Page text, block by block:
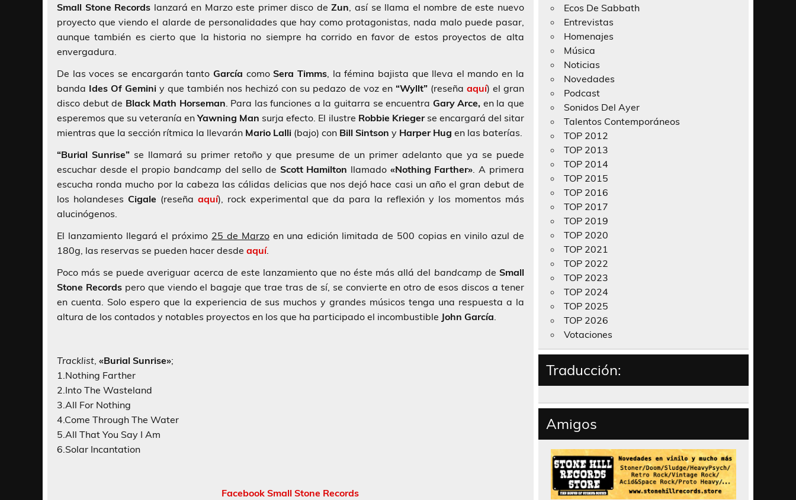
Small Stone Records lanzará en Marzo este primer disco deZun, así se llama el nombre de este nuevo
proyecto que viendo el alarde de personalidades que hay como protagonistas, nada malo puede pasar,
aunque también es cierto que la historia no siempre ha corrido en favor de estos proyectos de alta
envergadura.
De las voces se encargarán tanto García comoSera Timms, la fémina bajista que lleva el mando en la
banda Ides Of Gemini y que también nos hechizó con su pedazo de voz en “Wyllt”(reseña aquí) el gran
disco debut de Black Math Horseman. Para las funciones a la guitarra se encuentra Gary Arce, en la que
esperemos que su veteranía enYawning Man surja efecto. El ilustre Robbie Kriegerse encargará del sitar
mientras que la sección rítmica la llevarán Mario Lalli (bajo) con Bill Sintson y Harper Hug en las baterías.
“Burial Sunrise”se llamará su primer retoño y que presume de un primer adelanto que ya se puede
escuchar desde el propio bandcamp del sello de Scott Hamilton llamado «Nothing Farther». A primera
escucha ronda mucho por la cabeza las cálidas delicias que nos dejó hace casi un año el gran debut de
los holandeses Cigale (reseña aquí), rock experimental que da para la reflexión y los momentos más
alucinógenos.
El lanzamiento llegará el próximo 25 de Marzoen una edición limitada de 500 copias en vinilo azul de
180g, las reservas se pueden hacer desde aquí.
Poco más se puede averiguar acerca de este lanzamiento que no éste más allá del bandcamp de Small
Stone Recordspero que viendo el bagaje que trae tras de sí, se convierte en otro de esos discos a tener
en cuenta. Solo espero que la experiencia de sus muchos y grandes músicos tenga una respuesta a la
altura de los contados y notables proyectos en los que ha participado el incombustible John García.
Tracklist, «Burial Sunrise»;
1.Nothing Farther
2.Into The Wasteland
3.All For Nothing
4.Come Through The Water
5.All That You Say I Am
6.Solar Incantation
Facebook Small Stone Records
Ecos De Sabbath
Entrevistas
Homenajes
Música
Noticias
Novedades
Podcast
Sonidos Del Ayer
Talentos Contemporáneos
TOP 2012
TOP 2013
TOP 2014
TOP 2015
TOP 2016
TOP 2017
TOP 2019
TOP 2020
TOP 2021
TOP 2022
TOP 2023
TOP 2024
TOP 2025
TOP 2026
Votaciones
Traducción:
Amigos